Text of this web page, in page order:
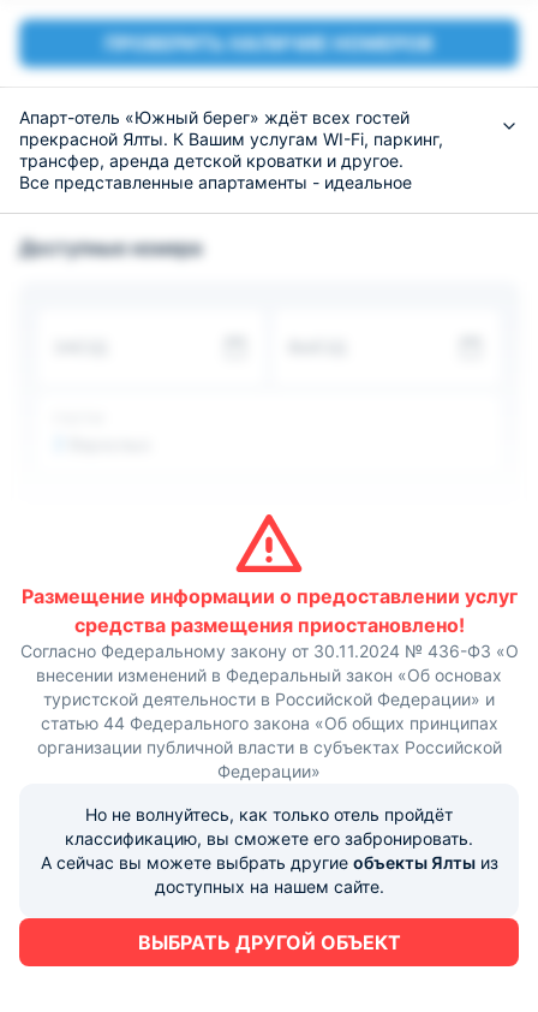
ПРОВЕРИТЬ НАЛИЧИЕ НОМЕРОВ
Апарт-отель «Южный берег» ждёт всех гостей
прекрасной Ялты. К Вашим услугам WI-Fi, паркинг,
трансфер, аренда детской кроватки и другое.
Все представленные апартаменты - идеальное
проживания. Здесь есть всё для того, чтобы Ваш отдых
Доступные номера
Размещение информации о предоставлении услуг
средства размещения приостановлено!
Согласно Федеральному закону от 30.11.2024 № 436-ФЗ «О
внесении изменений в Федеральный закон «Об основах
туристской деятельности в Российской Федерации» и
статью 44 Федерального закона «Об общих принципах
организации публичной власти в субъектах Российской
Федерации»
Но не волнуйтесь, как только отель пройдёт
классификацию, вы сможете его забронировать.
А сейчас вы можете выбрать другие объекты Ялтыиз
доступных на нашем сайте.
ВЫБРАТЬ ДРУГОЙ ОБЪЕКТ